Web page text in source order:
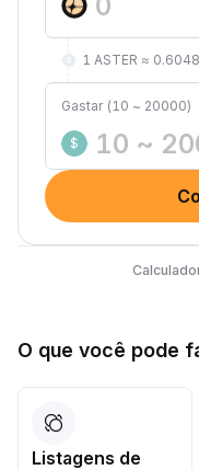
1 ASTER ≈
Gastar (10 ~ 20000)
$
O que você pode
Listagens de